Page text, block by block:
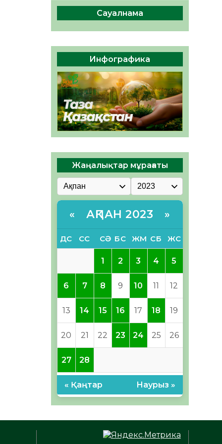
Үкіметтік емес ұйымдарға
арналған сыйлықақы
конкурсына өтінім қабылдау
басталды
04.08.2026 43 0
Сауалнама
Инфографика
Жаңалықтар мұрағаты
« АҚПАН 2023 »
ДС СС СӘ БС ЖМ СБ ЖС
1 2 3 4 5
6 7 8 9 10 11 12
13 14 15 16 17 18 19
20 21 22 23 24 25 26
27 28
« Қаңтар Наурыз »